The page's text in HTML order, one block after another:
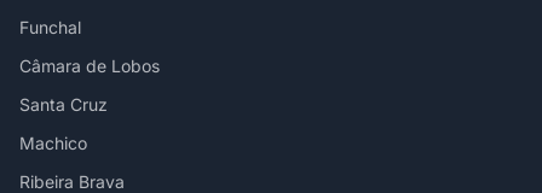
Funchal
Câmara de Lobos
Santa Cruz
Machico
Ribeira Brava